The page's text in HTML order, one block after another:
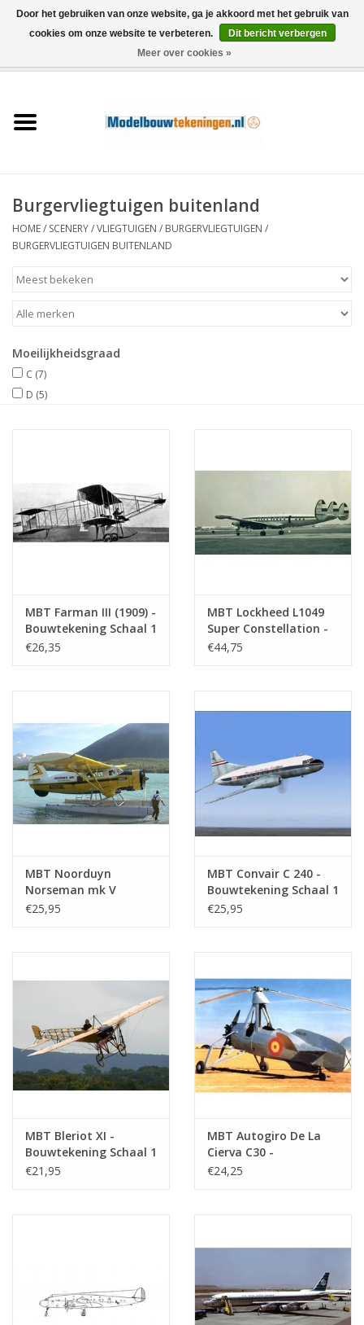
Schepen
Houtbouw
Machines
Documentatie
Tijdschriften
NIEUWE TIJDSCHRIFTEN
ABONNEMENT DE
Burgervliegtuigen buitenland
HOME/ SCENERY/VLIEGTUIGEN / BURGERVLIEGTUIGEN /
BURGERVLIEGTUIGEN BUITENLAND
Moeilijkheidsgraad
C (7)
D (5)
MBT Farman III (1909) -
Bouwtekening Schaal 1
: N/A (50.02.018)
€26,35
MBT Lockheed L1049
Super Constellation -
Bouwtekening Schaal 1
€44,75
MBT Noorduyn
Norseman mk V
transportvliegtuig -
€25,95
MBT Convair C 240 -
Bouwtekening Schaal 1
: 50 (50.02.012)
€25,95
MBT Bleriot XI -
Bouwtekening Schaal 1
: 25 (50.02.010)
€21,95
MBT Autogiro De La
Cierva C30 -
Bouwtekening Schaal 1
€24,25
Door het gebruiken van onze website, ga je akkoord met het gebruik van
cookies om onze website te verbeteren.
Dit bericht verbergen
Meer over cookies »